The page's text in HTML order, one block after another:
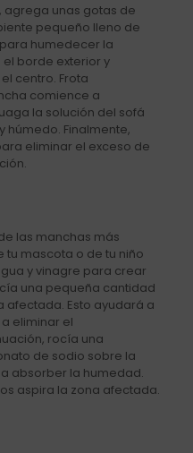
agrega unas gotas de
pequeño lleno de
humedecer la
borde exterior y
centro. Frota
comience a
la solución del sofá
húmedo. Finalmente,
eliminar el exceso de
las manchas más
tu mascota o de tu niño
y vinagre para crear
una pequeña cantidad
afectada. Esto ayudará a
eliminar el
rocía una
de sodio sobre la
absorber la humedad.
aspira la zona afectada.